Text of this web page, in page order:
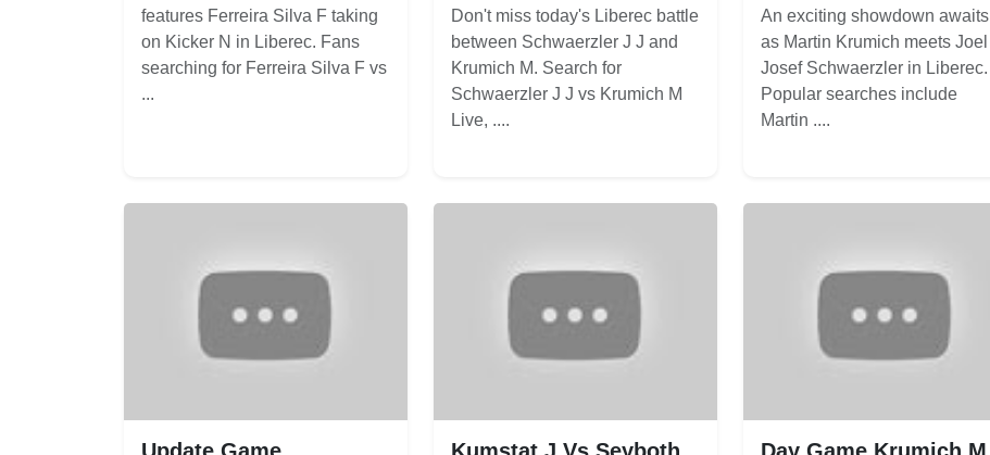
features Ferreira Silva F taking
on Kicker N in Liberec. Fans
searching for Ferreira Silva F vs
...
Don't miss today's Liberec battle
between Schwaerzler J J and
Krumich M. Search for
Schwaerzler J J vs Krumich M
Live, ....
An exciting showdown awaits
as Martin Krumich meets Joel
Josef Schwaerzler in Liberec.
Popular searches include
Martin ....